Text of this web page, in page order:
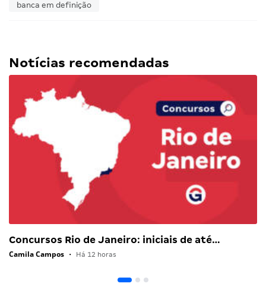
banca em definição
Notícias recomendadas
Concursos Rio de Janeiro: iniciais de até…
Camila Campos • Há 12 horas